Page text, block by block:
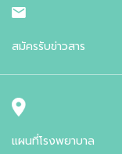
สมัครรับข่าวสาร
แผนที่โรงพยาบาล